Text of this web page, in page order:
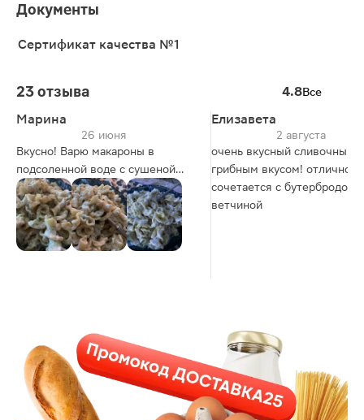
Документы
Сертификат качества №1
23 отзыва 4.8Все
Марина
26 июня
Вкусно! Варю макароны в
подсоленной воде с сушеной
зеленью , сливаю и добавляю
прям в кастрюлю с макаронами
это творожный сыр . Получается
очень вкусно и никто не скажет
Елизавета
2 августа
очень вкусный сливочный
грибным вкусом! отлично
сочетается с бутербродом с
ветчиной